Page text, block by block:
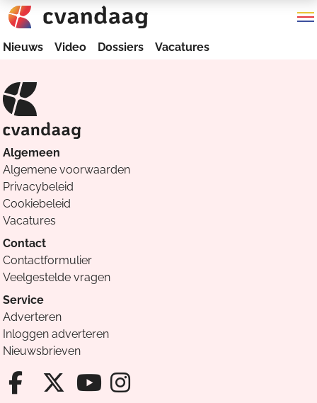
Nieuws Video Dossiers Vacatures
Algemeen
Algemene voorwaarden
Privacybeleid
Cookiebeleid
Vacatures
Contact
Contactformulier
Veelgestelde vragen
Service
Adverteren
Inloggen adverteren
Nieuwsbrieven
Facebook van Cvandaag
X van Cvandaag
Instagram van